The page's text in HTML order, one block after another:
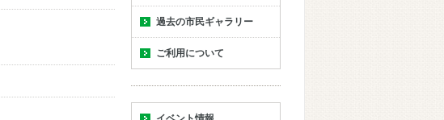
過去の市民ギャラリー
ご利用について